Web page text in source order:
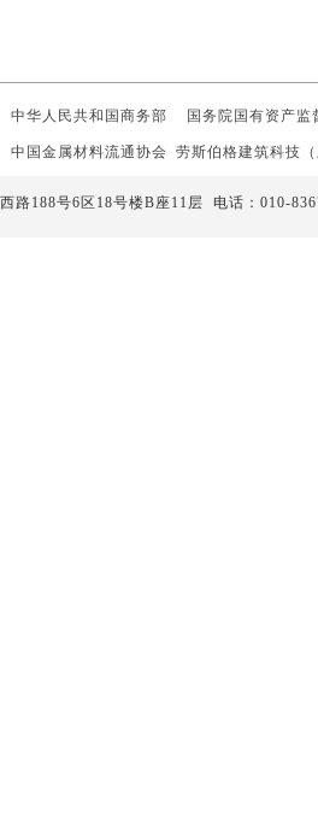
路188号6区18号楼B座11层 电话： 010-
中华人民共和国商务部 国务院 国有资产监
中国金属材料流通协会 劳斯伯格建筑科技